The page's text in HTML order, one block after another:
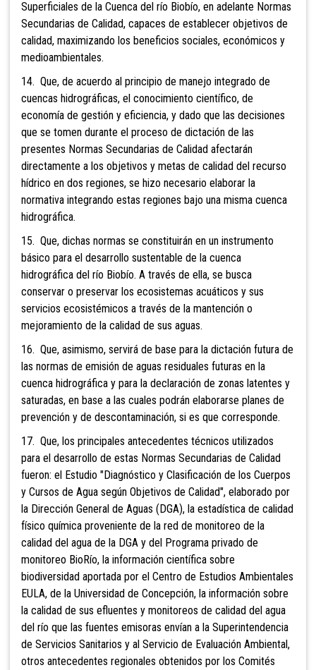
Superficiales de la Cuenca del río Biobío, en adelante Normas
Secundarias de Calidad, capaces de establecer objetivos de
calidad, maximizando los beneficios sociales, económicos y
medioambientales.
14. Que, de acuerdo al principio de manejo integrado de
cuencas hidrográficas, el conocimiento científico, de
economía de gestión y eficiencia, y dado que las decisiones
que se tomen durante el proceso de dictación de las
presentes Normas Secundarias de Calidad afectarán
directamente a los objetivos y metas de calidad del recurso
hídrico en dos regiones, se hizo necesario elaborar la
normativa integrando estas regiones bajo una misma cuenca
hidrográfica.
15. Que, dichas normas se constituirán en un instrumento
básico para el desarrollo sustentable de la cuenca
hidrográfica del río Biobío. A través de ella, se busca
conservar o preservar los ecosistemas acuáticos y sus
servicios ecosistémicos a través de la mantención o
mejoramiento de la calidad de sus aguas.
16. Que, asimismo, servirá de base para la dictación futura de
las normas de emisión de aguas residuales futuras en la
cuenca hidrográfica y para la declaración de zonas latentes y
saturadas, en base a las cuales podrán elaborarse planes de
prevención y de descontaminación, si es que corresponde.
17. Que, los principales antecedentes técnicos utilizados
para el desarrollo de estas Normas Secundarias de Calidad
fueron: el Estudio "Diagnóstico y Clasificación de los Cuerpos
y Cursos de Agua según Objetivos de Calidad", elaborado por
la Dirección General de Aguas (DGA), la estadística de calidad
físico química proveniente de la red de monitoreo de la
calidad del agua de la DGA y del Programa privado de
monitoreo BioRío, la información científica sobre
biodiversidad aportada por el Centro de Estudios Ambientales
EULA, de la Universidad de Concepción, la información sobre
la calidad de sus efluentes y monitoreos de calidad del agua
del río que las fuentes emisoras envían a la Superintendencia
de Servicios Sanitarios y al Servicio de Evaluación Ambiental,
otros antecedentes regionales obtenidos por los Comités